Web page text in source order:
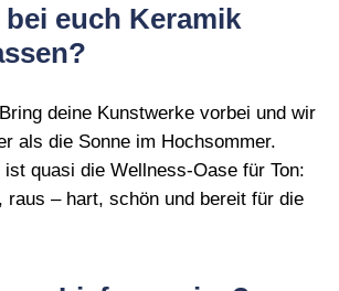
euch Keramik
Bring deine Kunstwerke vorbei und wir
als die Sonne im Hochsommer.
quasi die Wellness‑Oase für Ton:
raus – hart, schön und bereit für die